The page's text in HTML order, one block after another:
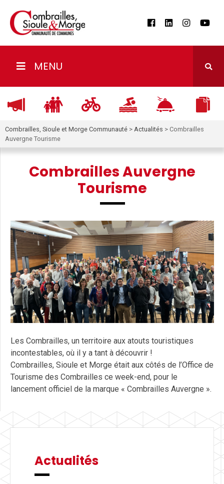
MENU
Combrailles, Sioule et Morge Communauté > Actualités > Combrailles
Auvergne Tourisme
Combrailles Auvergne
Tourisme
Les Combrailles, un territoire aux atouts touristiques
incontestables, où il y a tant à découvrir !
Combrailles, Sioule et Morge était aux côtés de l’Office de
Tourisme des Combrailles ce week-end, pour le
lancement officiel de la marque « Combrailles Auvergne ».
Actualités